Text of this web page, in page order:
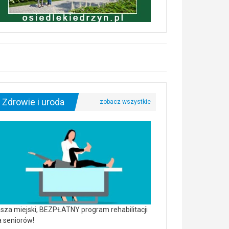
Zdrowie i uroda
miejski, BEZPŁATNY program rehabilitacji
seniorów!